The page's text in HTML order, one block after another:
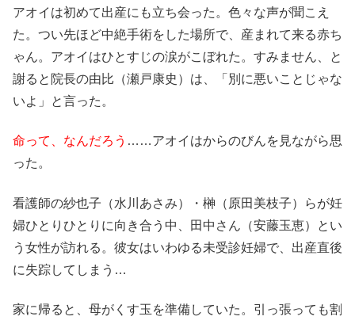
アオイは初めて出産にも立ち会った。色々な声が聞こえ
た。つい先ほど中絶手術をした場所で、産まれて来る赤ち
ゃん。アオイはひとすじの涙がこぼれた。すみません、と
謝ると院長の由比（瀬戸康史）は、「別に悪いことじゃな
いよ」と言った。
命って、なんだろう ……アオイはからのびんを見ながら思
った。
看護師の紗也子（水川あさみ）・榊（原田美枝子）らが妊
婦ひとりひとりに向き合う中、田中さん（安藤玉恵）とい
う女性が訪れる。彼女はいわゆる未受診妊婦で、出産直後
に失踪してしまう…
家に帰ると、母がくす玉を準備していた。引っ張っても割